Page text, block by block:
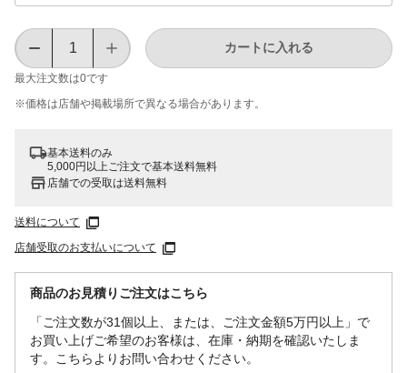
最大注文数は0です
カートに入れる
※価格は​店舗や​掲載場所で​異なる​場合が​あります。
基本送料のみ
5,000円以上ご注文で基本送料無料
店舗での受取は送料無料
送料について
店舗受取のお支払いについて
商品のお見積りご注文はこちら
「ご注文数が31個以上、または、ご注文金額5万円以上」で
お買い上げご希望のお客様は、在庫・納期を確認いたしま
す。こちらよりお問い合わせください。